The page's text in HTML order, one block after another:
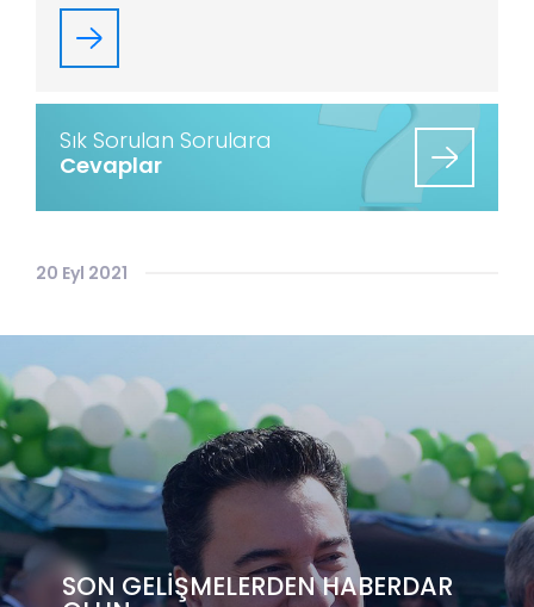
Sık Sorulan Sorulara
Cevaplar
20 Eyl 2021
SON GELİŞMELERDEN HABERDAR